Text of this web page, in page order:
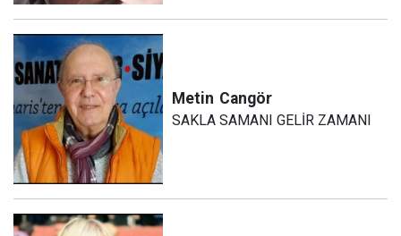
Metin Cangör
SAKLA SAMANI GELİR ZAMANI